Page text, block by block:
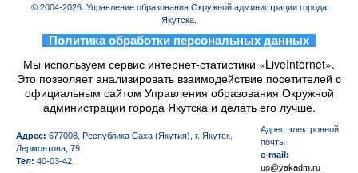
© 2004-2026. Управление образования Окружной администрации города
Якутска.
Политика обработки персональных данных
Мы используем сервис интернет-статистики «LiveInternet».
Это позволяет анализировать взаимодействие посетителей с
официальным сайтом Управления образования Окружной
администрации города Якутска и делать его лучше.
Адрес: 677008, Республика Саха (Якутия), г. Якутск,
Лермонтова, 79
Тел: 40-03-42
Aдрес электронной
почты
e-mail:
uo@yakadm.ru